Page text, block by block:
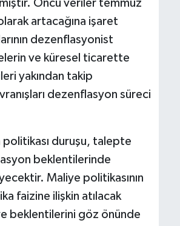
Öncü veriler temmuz
artacağına işaret
dezenflasyonist
ve küresel ticarette
yakından takip
dezenflasyon süreci
politikası duruşu, talepte
beklentilerinde
Maliye politikasının
faizine ilişkin atılacak
beklentilerini göz önünde